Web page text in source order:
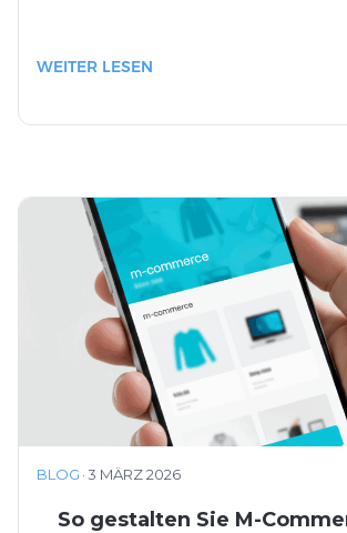
WEITER LESEN
BLOG ·3 MÄRZ 2026
So gestalten Sie M-